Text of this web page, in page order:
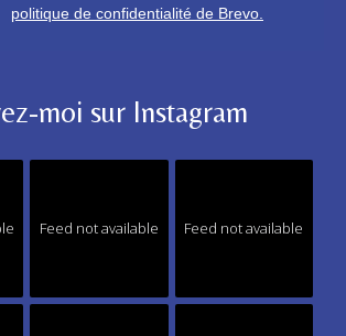
moi sur Instagram
Feed not available Feed not available